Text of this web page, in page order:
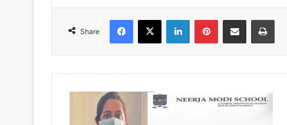
Share
Facebook
X LinkedInPinterestShare via Email Print